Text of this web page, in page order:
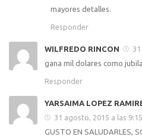
mayores detalles.
Responder
WILFREDO RINCON
gana mil dolares como
Responder
YARSAIMA LOPEZ
31 agosto, 2015 a las
GUSTO EN SALUDARLES,